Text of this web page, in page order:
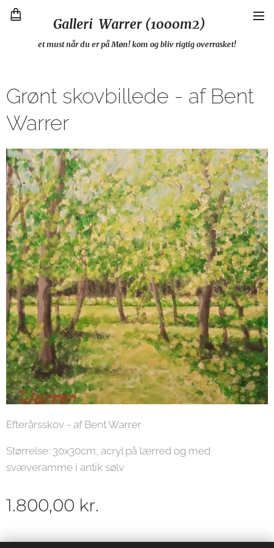
Galleri Warrer (1000m2)
et must når du er på Møn! kom og bliv rigtig overrasket!
Grønt skovbillede - af Bent
Warrer
Efterårsskov - af Bent Warrer
Størrelse: 30x30cm, acryl på lærred og med
svæveramme i antik sølv
1.800,00 kr.